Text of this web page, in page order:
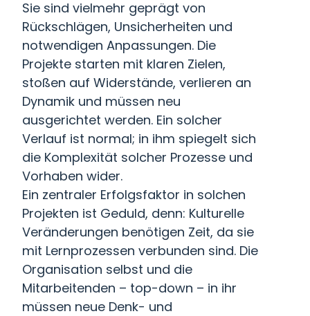
Sie sind vielmehr geprägt von
Rückschlägen, Unsicherheiten und
notwendigen Anpassungen. Die
Projekte starten mit klaren Zielen,
stoßen auf Widerstände, verlieren an
Dynamik und müssen neu
ausgerichtet werden. Ein solcher
Verlauf ist normal; in ihm spiegelt sich
die Komplexität solcher Prozesse und
Vorhaben wider.
Ein zentraler Erfolgsfaktor in solchen
Projekten ist Geduld, denn: Kulturelle
Veränderungen benötigen Zeit, da sie
mit Lernprozessen verbunden sind. Die
Organisation selbst und die
Mitarbeitenden – top-down – in ihr
müssen neue Denk- und